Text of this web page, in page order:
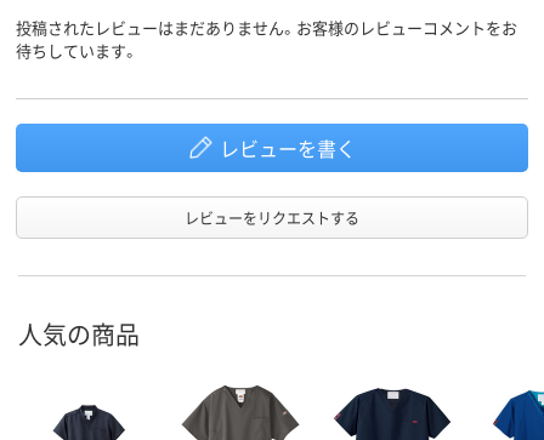
投稿されたレビューはまだありません。お客様のレビューコメントをお
待ちしています。
レビューを書く
レビューをリクエストする
人気の商品